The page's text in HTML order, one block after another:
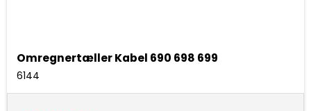
Omregnertæller Kabel 690 698 699
6144